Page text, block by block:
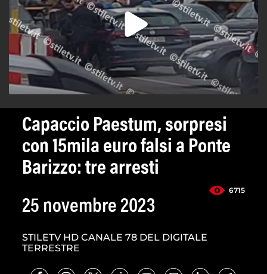
Capaccio Paestum, sorpresi
con 15mila euro falsi a Ponte
Barizzo: tre arresti
6715
25 novembre 2023
STILETV HD CANALE 78 DEL DIGITALE
TERRESTRE